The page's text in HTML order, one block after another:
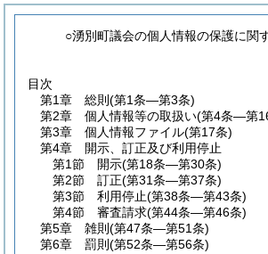
○湧別町議会の個人情報の保護に関
目次
第1章
総則 (第1条―第3条)
第2章
個人情報等の取扱い(第4条―第
第3章
個人情報ファイル(第17条)
第4章
開示、訂正及び利用停止
第1節
開示(第18条―第30条)
第2節
訂正(第31条―第37条)
第3節
利用停止(第38条―第43条)
第4節
審査請求(第44条―第46条)
第5章
雑則 (第47条―第51条)
第6章
罰則 (第52条―第56条)